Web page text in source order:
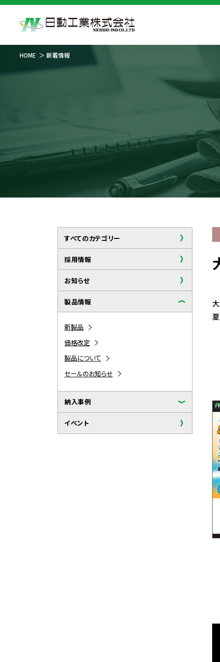
HOME 新着情報
すべてのカテゴリー
採用情報
お知らせ
製品情報
新製品
価格改定
製品について
セールのお知らせ
納入事例
イベント